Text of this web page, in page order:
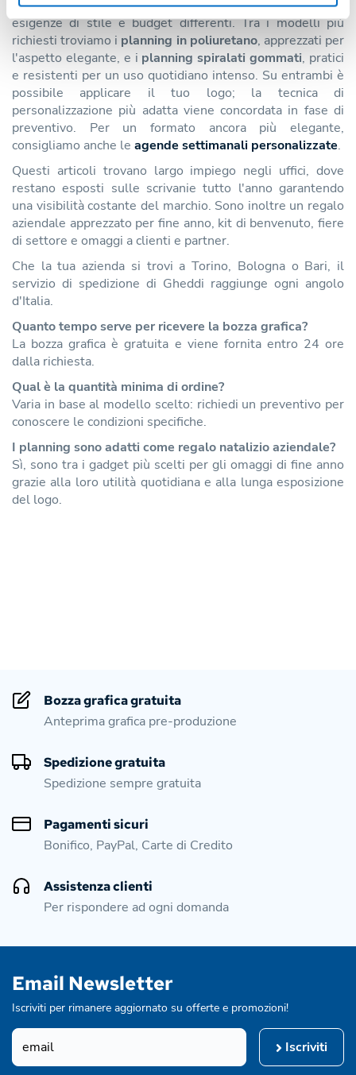
tipologie di materiali e finiture, pensate per adattarsi a
esigenze di stile e budget differenti. Tra i modelli più
richiesti troviamo i planning in poliuretano, apprezzati per
l'aspetto elegante, e i planning spiralati gommati, pratici
e resistenti per un uso quotidiano intenso. Su entrambi è
possibile applicare il tuo logo; la tecnica di
personalizzazione più adatta viene concordata in fase di
preventivo. Per un formato ancora più elegante,
consigliamo anche le agende settimanali personalizzate.
Questi articoli trovano largo impiego negli uffici, dove
restano esposti sulle scrivanie tutto l'anno garantendo
una visibilità costante del marchio. Sono inoltre un regalo
aziendale apprezzato per fine anno, kit di benvenuto, fiere
di settore e omaggi a clienti e partner.
Che la tua azienda si trovi a Torino, Bologna o Bari, il
servizio di spedizione di Gheddi raggiunge ogni angolo
d'Italia.
Quanto tempo serve per ricevere la bozza grafica?
La bozza grafica è gratuita e viene fornita entro 24 ore
dalla richiesta.
Qual è la quantità minima di ordine?
Varia in base al modello scelto: richiedi un preventivo per
conoscere le condizioni specifiche.
I planning sono adatti come regalo natalizio aziendale?
Sì, sono tra i gadget più scelti per gli omaggi di fine anno
grazie alla loro utilità quotidiana e alla lunga esposizione
del logo.
Bozza grafica gratuita
Anteprima grafica pre-produzione
Spedizione gratuita
Spedizione sempre gratuita
Pagamenti sicuri
Bonifico, PayPal, Carte di Credito
Assistenza clienti
Per rispondere ad ogni domanda
Email Newsletter
Iscriviti per rimanere aggiornato su offerte e promozioni!
Iscriviti